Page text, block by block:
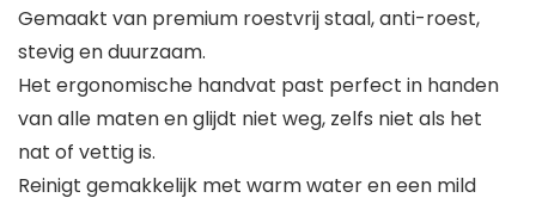
Gemaakt van premium roestvrij staal, anti-roest,
stevig en duurzaam.
Het ergonomische handvat past perfect in handen
van alle maten en glijdt niet weg, zelfs niet als het
nat of vettig is.
Reinigt gemakkelijk met warm water en een mild